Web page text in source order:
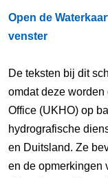
Open de
venster
De teksten bij dit
omdat deze
Office (UKHO) op
hydrografische
en Duitsland. Ze
en de opmerkingen